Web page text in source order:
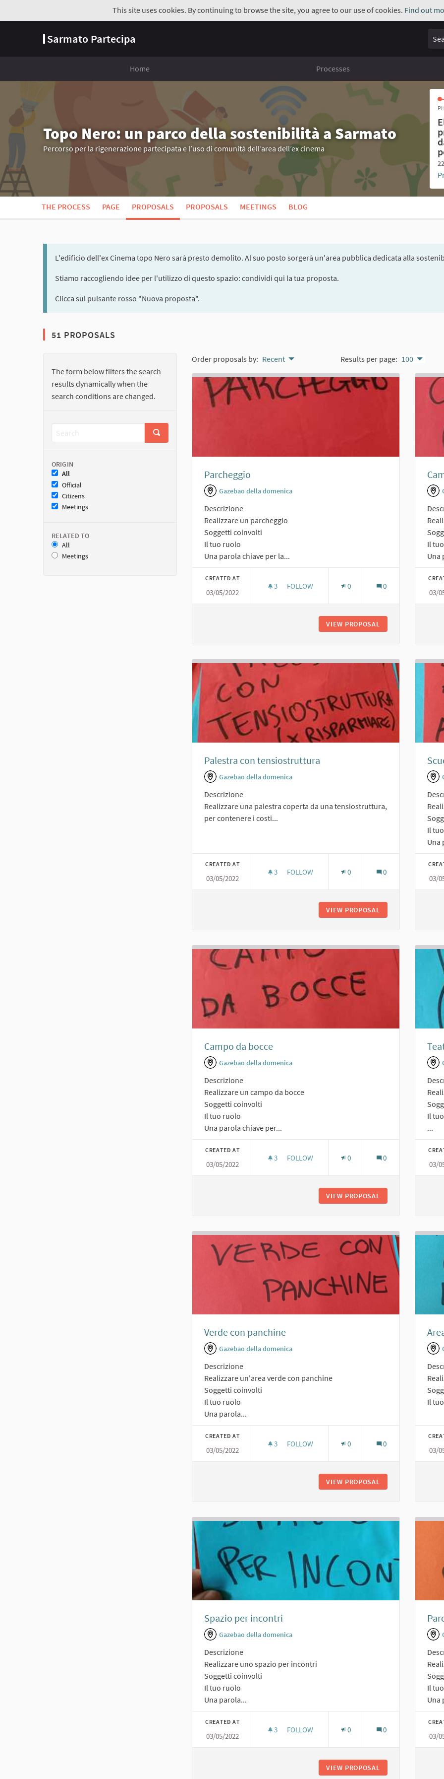
This site uses cookies. By continuing to browse the site, you agree to our use of cookies. Find out
Sarmato Partecipa Search
Home Processes
Topo Nero: un parco della sostenibilità a Sarmato
Percorso per la rigenerazione partecipata e l’uso di comunità dell’area dell’ex cinema
THE PROCESS PAGE PROPOSALS PROPOSALS MEETINGS BLOG
L'edificio dell'ex Cinema topo Nero sarà presto demolito. Al suo posto sorgerà un'area pubblica dedicata alla
Stiamo raccogliendo idee per l'utilizzo di questo spazio: condividi qui la tua proposta.
Clicca sul pulsante rosso "Nuova proposta".
51 PROPOSALS
The form below filters the search
results dynamically when the
search conditions are changed.
ORIGIN
All
Official
Citizens
Meetings
RELATED TO
All
Meetings
Order proposals by: Recent Results per page: 100
Parcheggio
Gazebao della domenica
Descrizione
Realizzare un parcheggio
Soggetti coinvolti
Il tuo ruolo
Una parola chiave per la...
CREATED AT
03/05/2022
3 3 FOLLOWERS
FOLLOW 0 0
VIEW PROPOSAL
Il
Una
03/
Palestra con tensiostruttura
Gazebao della domenica
Descrizione
Realizzare una palestra coperta da una tensiostruttura,
per contenere i costi...
CREATED AT
03/05/2022
3 3 FOLLOWERS
FOLLOW 0 0
VIEW PROPOSAL
Il
Una
03/
Campo da bocce
Gazebao della domenica
Descrizione
Realizzare un campo da bocce
Soggetti coinvolti
Il tuo ruolo
Una parola chiave per...
CREATED AT
03/05/2022
3 3 FOLLOWERS
FOLLOW 0 0
VIEW PROPOSAL
Il
...
03/
Verde con panchine
Gazebao della domenica
Descrizione
Realizzare un'area verde con panchine
Soggetti coinvolti
Il tuo ruolo
Una parola...
CREATED AT
03/05/2022
3 3 FOLLOWERS
FOLLOW 0 0
VIEW PROPOSAL
Il
03/
Spazio per incontri
Gazebao della domenica
Descrizione
Realizzare uno spazio per incontri
Soggetti coinvolti
Il tuo ruolo
Una parola...
CREATED AT
03/05/2022
3 3 FOLLOWERS
FOLLOW 0 0
VIEW PROPOSAL
Il
Una
03/